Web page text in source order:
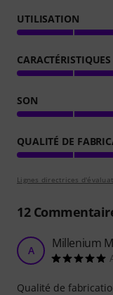
UTILISATION
CARACTÉRISTIQUES
SON
QUALITÉ DE
Lignes directrices
12
A Millenium
Qualité de